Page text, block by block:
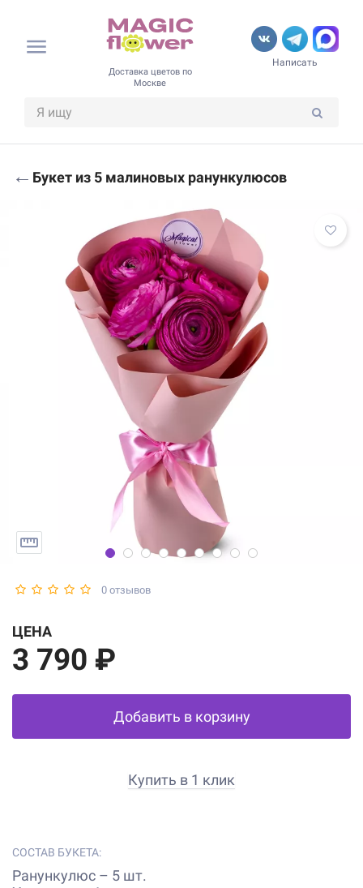
Доставка цветов по
Москве
Написать
← Букет из 5 малиновых ранункулюсов
0 отзывов
ЦЕНА
3 790 ₽
Добавить в корзину
Купить в 1 клик
СОСТАВ БУКЕТА:
Ранункулюс – 5 шт.